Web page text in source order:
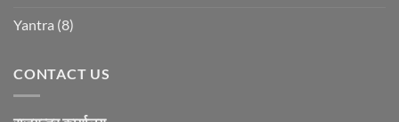
Yantra (8)
CONTACT US